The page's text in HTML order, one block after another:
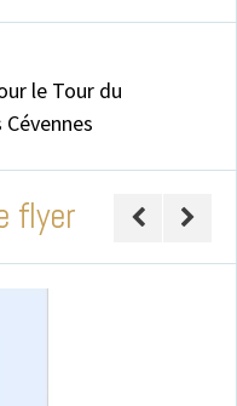
le Tour du
flyer